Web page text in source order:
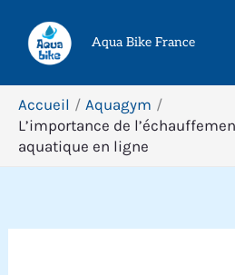
contenu
Aqua Bike France
Accueil
Aquagym
L’importance de
aquatique en ligne